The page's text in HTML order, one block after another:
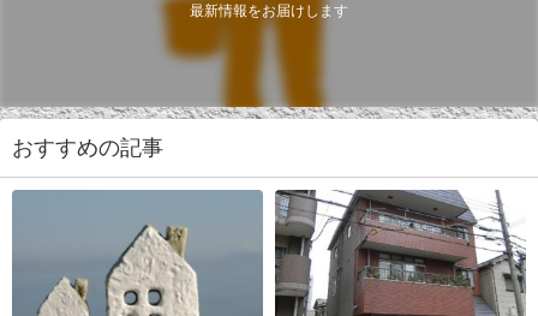
最新情報をお届けします
おすすめの記事